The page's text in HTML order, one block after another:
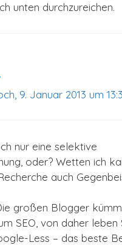
unten durchzureichen.
9. Januar 2013 um
nur eine selektive
oder? Wetten ich
auch
großen Blogger
SEO, von daher leben
Less – das beste